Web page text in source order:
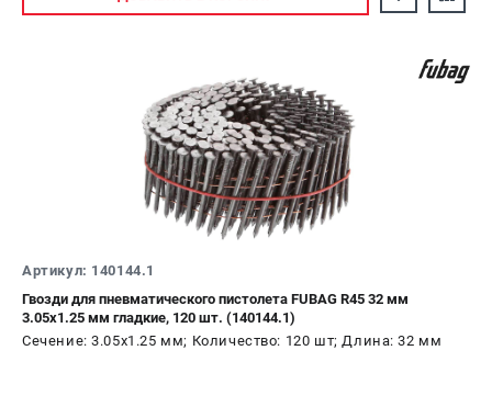
Артикул: 140144.1
Гвозди для пневматического пистолета FUBAG R45 32 мм
3.05х1.25 мм гладкие, 120 шт. (140144.1)
Сечение: 3.05х1.25 мм; Количество: 120 шт; Длина: 32 мм